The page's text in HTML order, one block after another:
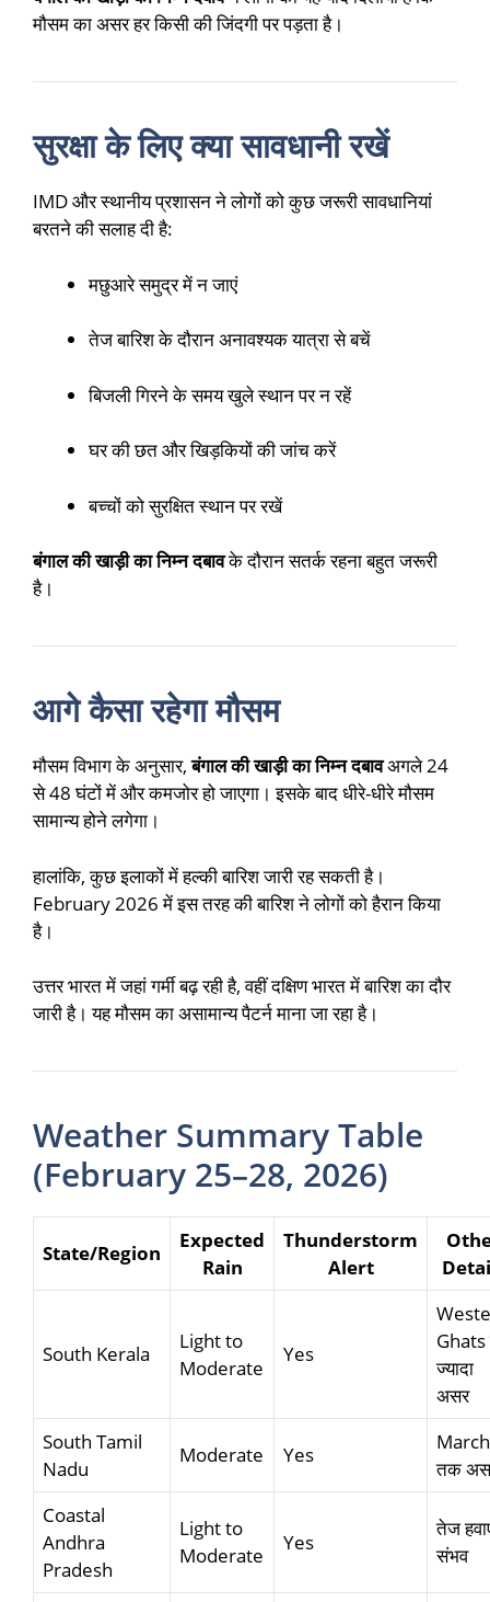
मौसम का असर हर किसी की जिंदगी पर पड़ता है।
सुरक्षा के लिए क्या सावधानी रखें
IMD और स्थानीय प्रशासन ने लोगों को कुछ जरूरी सावधानियां
बरतने की सलाह दी है:
मछुआरे समुद्र में न जाएं
तेज बारिश के दौरान अनावश्यक यात्रा से बचें
बिजली गिरने के समय खुले स्थान पर न रहें
घर की छत और खिड़कियों की जांच करें
बच्चों को सुरक्षित स्थान पर रखें
बंगाल की खाड़ी का निम्न दबावके दौरान सतर्क रहना बहुत जरूरी
है।
आगे कैसा रहेगा मौसम
मौसम विभाग के अनुसार,बंगाल की खाड़ी का निम्न दबावअगले 24
से 48 घंटों में और कमजोर हो जाएगा। इसके बाद धीरे-धीरे मौसम
सामान्य होने लगेगा।
हालांकि, कुछ इलाकों में हल्की बारिश जारी रह सकती है।
February 2026 में इस तरह की बारिश ने लोगों को हैरान किया
है।
उत्तर भारत में जहां गर्मी बढ़ रही है, वहीं दक्षिण भारत में बारिश का दौर
जारी है। यह मौसम का असामान्य पैटर्न माना जा रहा है।
Weather Summary Table
(February 25–28, 2026)
State/Region
Expected
Rain
Thunderstorm
Alert
South Kerala
Light to
Moderate
Yes
Ghats
ज्यादा
असर
South Tamil
Nadu
Moderate Yes
तक
Coastal
Andhra
Pradesh
Light to
Moderate
Yes
तेज
संभव